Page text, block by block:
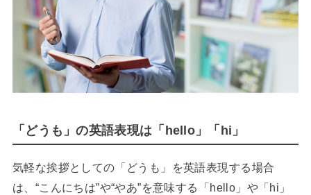
「どうも」の英語表現は「hello」「hi」
気軽な挨拶としての「どうも」を英語表現する場合
は、“こんにちは”や“やあ”を意味する「hello」や「hi」